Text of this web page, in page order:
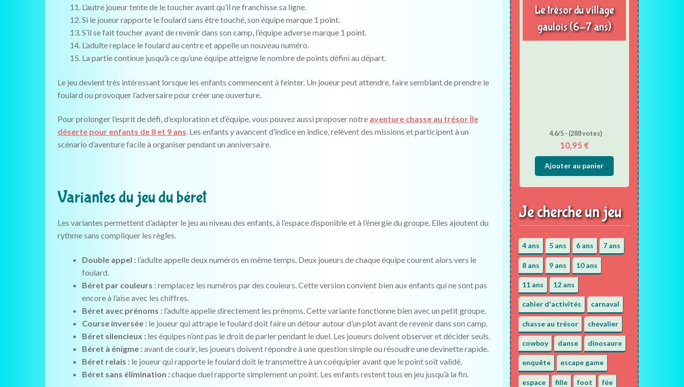
L’autre joueur tente de le toucher avant qu’il ne franchisse sa ligne.
Si le joueur rapporte le foulard sans être touché, son équipe marque 1 point.
S’il se fait toucher avant de revenir dans son camp, l’équipe adverse marque 1 point.
L’adulte replace le foulard au centre et appelle un nouveau numéro.
La partie continue jusqu’à ce qu’une équipe atteigne le nombre de points défini au départ.
Le jeu devient très intéressant lorsque les enfants commencent à feinter. Un joueur peut attendre, faire semblant de prendre le
foulard ou provoquer l’adversaire pour créer une ouverture.
Pour prolonger l’esprit de défi, d’exploration et d’équipe, vous pouvez aussi proposer notre aventure chasse au trésor Île
déserte pour enfants de 8 et 9 ans. Les enfants y avancent d’indice en indice, relèvent des missions et participent à un
scénario d’aventure facile à organiser pendant un anniversaire.
Variantes du jeu du béret
Les variantes permettent d’adapter le jeu au niveau des enfants, à l’espace disponible et à l’énergie du groupe. Elles ajoutent du
rythme sans compliquer les règles.
Double appel :l’adulte appelle deux numéros en même temps. Deux joueurs de chaque équipe courent alors vers le
foulard.
Béret par couleurs :remplacez les numéros par des couleurs. Cette version convient bien aux enfants qui ne sont pas
encore à l’aise avec les chiffres.
Béret avec prénoms :l’adulte appelle directement les prénoms. Cette variante fonctionne bien avec un petit groupe.
Course inversée :le joueur qui attrape le foulard doit faire un détour autour d’un plot avant de revenir dans son camp.
Béret silencieux :les équipes n’ont pas le droit de parler pendant le duel. Les joueurs doivent observer et décider seuls.
Béret à énigme :avant de courir, les joueurs doivent répondre à une question simple ou résoudre une devinette rapide.
Béret relais :le joueur qui rapporte le foulard doit le transmettre à un coéquipier avant que le point soit validé.
Béret sans élimination :chaque duel rapporte simplement un point. Les enfants restent tous en jeu jusqu’à la fin.
Le trésor du village
gaulois (6-7 ans)
4.6/5 - (288 votes)
10,95 €
Ajouter au panier
Je cherche un jeu
4 ans 5 ans 6 ans 7 ans
8 ans 9 ans 10 ans
11 ans 12 ans
cahier d'activités carnaval
chasse au trésor chevalier
cowboy danse dinosaure
enquête escape game
espace fille foot fée